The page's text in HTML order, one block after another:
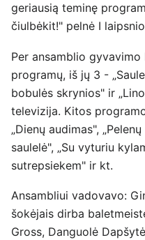
geriausią teminę
čiulbėkit!" pelnė I
Per ansamblio
programų, iš jų 3 -
bobulės skrynios" ir
televizija. Kitos
„Dienų audimas",
saulelė", „Su vyturiu
sutrepsiekem" ir kt.
Ansambliui vadovavo:
šokėjais dirba
Gross, Danguolė